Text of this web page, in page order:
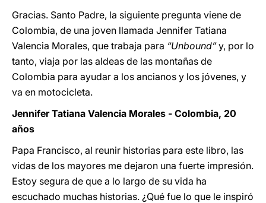
Gracias. Santo Padre, la siguiente pregunta viene de
Colombia, de una joven llamada Jennifer Tatiana
Valencia Morales, que trabaja para “Unbound”y, por lo
tanto, viaja por las aldeas de las montañas de
Colombia para ayudar a los ancianos y los jóvenes, y
va en motocicleta.
Jennifer Tatiana Valencia Morales - Colombia, 20
años
Papa Francisco, al reunir historias para este libro, las
vidas de los mayores me dejaron una fuerte impresión.
Estoy segura de que a lo largo de su vida ha
escuchado muchas historias. ¿Qué fue lo que le inspiró